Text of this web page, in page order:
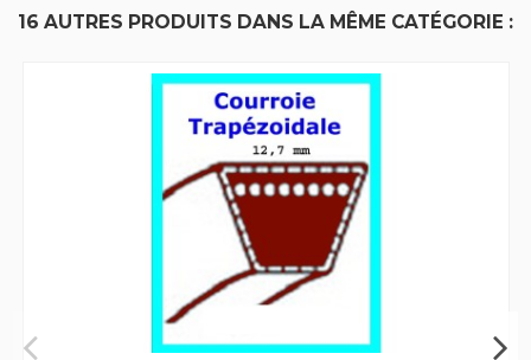
16 AUTRES PRODUITS DANS LA MÊME CATÉGORIE :